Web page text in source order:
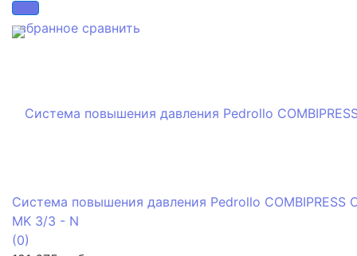
избранное сравнить
Система повышения давления Pedrollo COMBIPRESS
MK 3/3 - N
(0)